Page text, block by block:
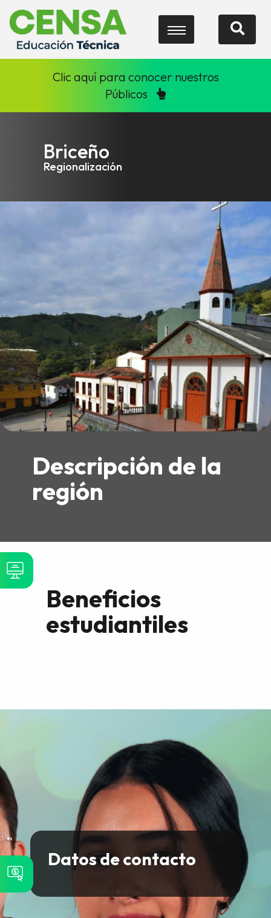
Clic aquí para conocer nuestros
Públicos
Briceño
Regionalización
Descripción de la
región
Beneficios
estudiantiles
Datos de contacto